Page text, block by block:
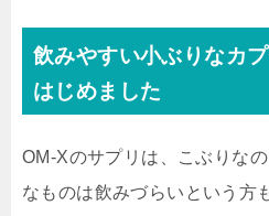
飲みやすい小ぶりなカ
はじめました
OM-Xのサプリは、こぶりな
なものは飲みづらいという方